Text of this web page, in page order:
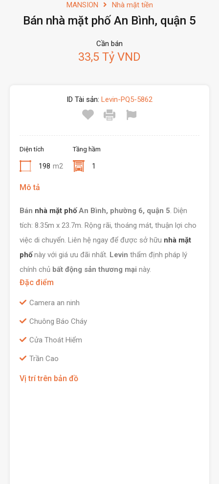
MANSION Nhà mặt tiền
Bán nhà mặt phố An Bình, quận 5
Cần bán
33,5 Tỷ VND
ID Tài sản: Levin-PQ5-5862
Diện tích
198 m2
Tầng hầm
1
Mô tả
Bán nhà mặt phốAn Bình, phường 6, quận 5. Diện
tích: 8.35m x 23.7m. Rộng rãi, thoáng mát, thuận lợi cho
việc di chuyển. Liên hệ ngay để được sở hữu nhà mặt
phốnày với giá ưu đãi nhất. Levin thẩm định pháp lý
chính chủ bất động sản thương mại này.
Đặc điểm
Camera an ninh
Chuông Báo Cháy
Cửa Thoát Hiểm
Trần Cao
Vị trí trên bản đồ